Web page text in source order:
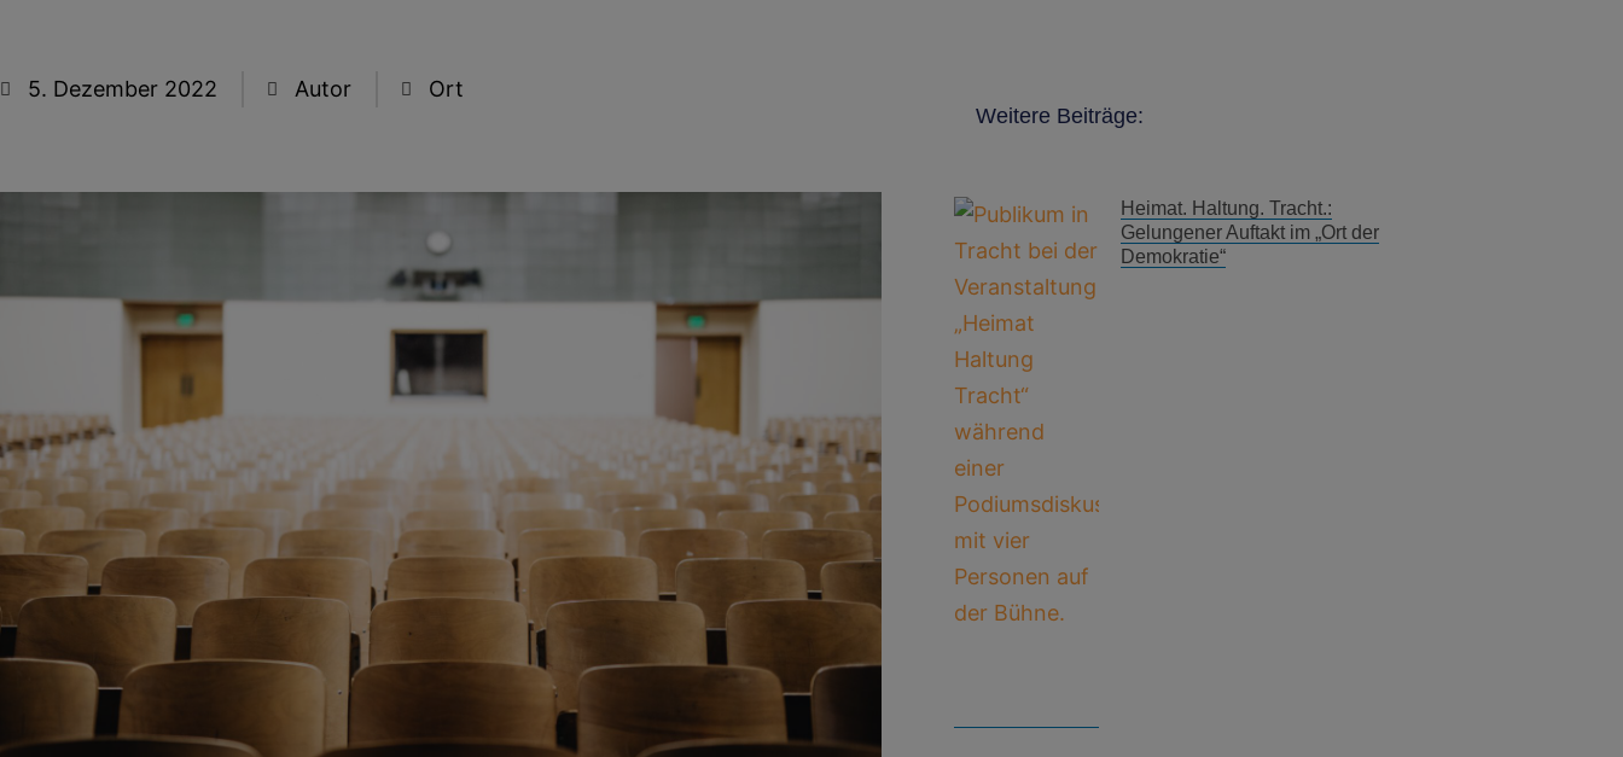
5. Dezember 2022 Autor Ort
Weitere Beiträge:
Heimat. Haltung. Tracht.:
Gelungener Auftakt im „Ort der
Demokratie“